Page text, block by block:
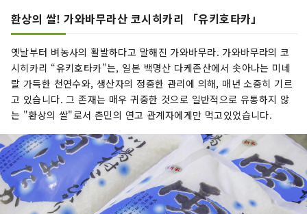
환상의 쌀! 가와바무라산 코시히카리 「유키호타카」
옛날부터 벼농사의 활발하다고 말해진 가와바무라. 가와바무라의 코
시히카리 “유키호타카”는, 일본 백명산 다케존산에서 솟아나는 미네
랄 가득한 천연수와, 생산자의 정중한 관리에 의해, 매년 소중히 기르
고 있습니다. 그 존재는 매우 귀중한 것으로 일반적으로 유통하지 않
는 "환상의 쌀"로서 촌민의 연고 관계자에게만 먹고있었습니다.